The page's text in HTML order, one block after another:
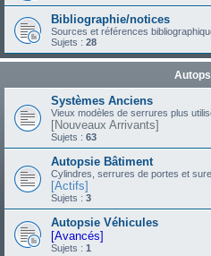
Bibliographie/notices
Sources et références
Sujets : 28
Systèmes Anciens
Vieux modèles de serrures plus
[Nouveaux Arrivants]
Sujets : 63
Autopsie Bâtiment
Cylindres, serrures de portes et
[Actifs]
Sujets : 3
Autopsie Véhicules
[Avancés]
Sujets : 1